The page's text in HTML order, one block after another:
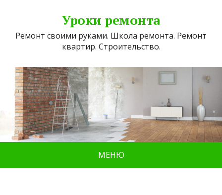
Уроки ремонта
Ремонт своими руками. Школа ремонта. Ремонт
квартир. Строительство.
МЕНЮ